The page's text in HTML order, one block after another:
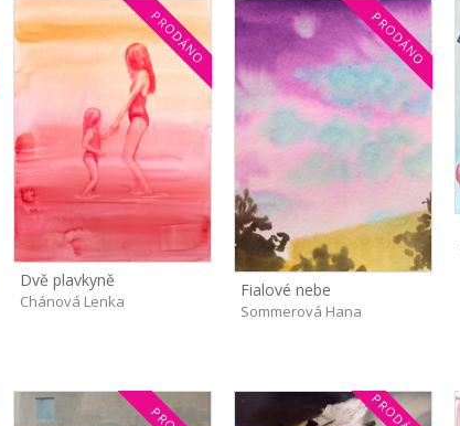
PRODÁNO
Dvě plavkyně
Chánová Lenka
PRODÁNO
Fialové nebe
Sommerová Hana